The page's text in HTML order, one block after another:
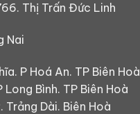
Thị Trấn Đức Linh
Nai
P Hoá An. TP Biên Hoà
Long Bình. TP Biên Hoà
Trảng Dài. Biên Hoà